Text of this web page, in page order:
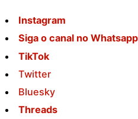
Instagram
Siga o canal no Whatsapp
TikTok
Twitter
Bluesky
Threads